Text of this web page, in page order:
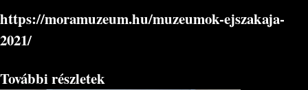
https://moramuzeum.hu/muzeumok-ejszakaja-
2021/
További részletek